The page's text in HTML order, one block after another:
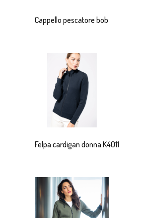
Cappello pescatore bob
Felpa cardigan donna K4011